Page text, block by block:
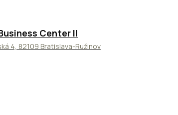
ODPORÚČAME
Center II
4, 82109 Bratislava-Ružinov